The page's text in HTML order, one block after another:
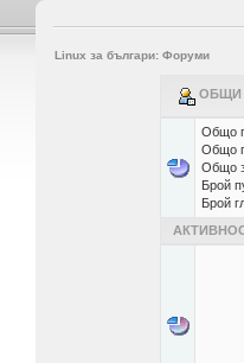
Linux за българи: Форуми
ОБЩИ
Общо
Общо
Общо
Брой
Брой